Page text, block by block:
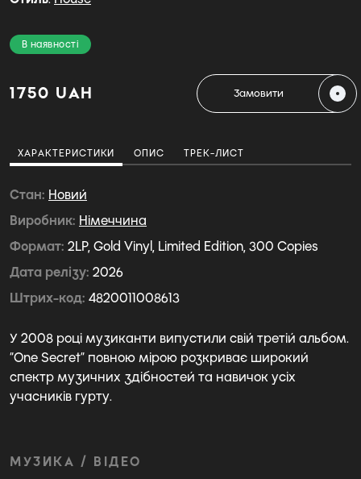
В наявності
1750 UAH Замовити
ХАРАКТЕРИСТИКИ ОПИС ТРЕК-ЛИСТ
Стан Новий
Виробник Німеччина
Формат 2LP, Gold Vinyl, Limited Edition, 300 Copies
Дата релізу 2026
Штрих-код 4820011008613
У 2008 році музиканти випустили свій третій альбом.
“One Secret” повною мірою розкриває широкий
спектр музичних здібностей та навичок усіх
учасників гурту.
МУЗИКА / ВІДЕО